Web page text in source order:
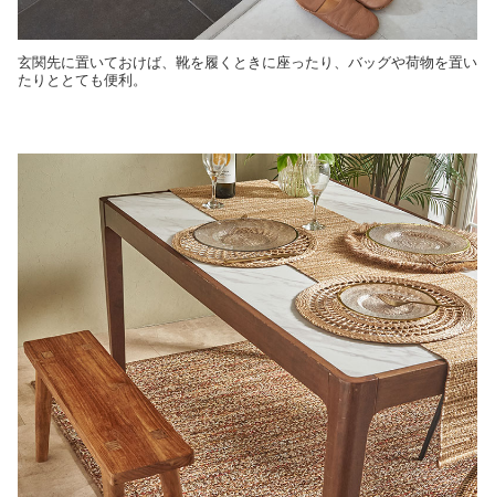
玄関先に置いておけば、靴を履くときに座ったり、バッグや荷物を置い
たりととても便利。